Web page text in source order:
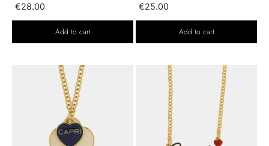
€28.00
Add to cart
€25.00
Add to cart